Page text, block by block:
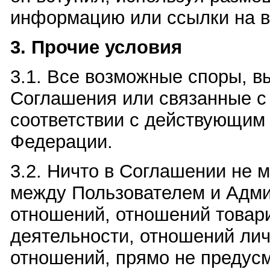
информацию или ссылки на
3. Прочие условия
3.1. Все возможные споры,
Соглашения или связанные
соответствии с
Федерации.
3.2. Ничто в Соглашении не
между Пользователем и
отношений, отношений
деятельности, отношений
отношений, прямо не